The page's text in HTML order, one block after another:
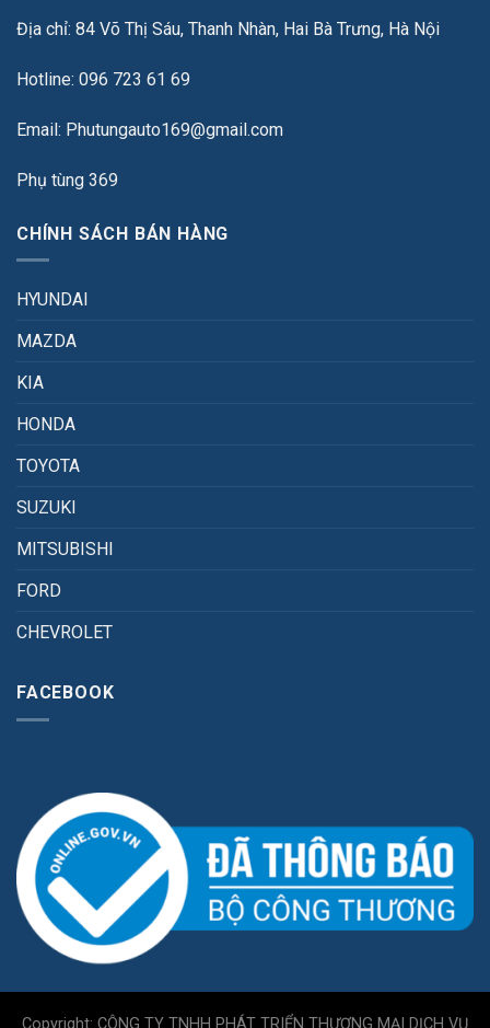
Địa chỉ: 84 Võ Thị Sáu, Thanh Nhàn, Hai Bà Trưng, Hà Nội
Hotline: 096 723 61 69
Email: Phutungauto169@gmail.com
Phụ tùng 369
CHÍNH SÁCH BÁN HÀNG
HYUNDAI
MAZDA
KIA
HONDA
TOYOTA
SUZUKI
MITSUBISHI
FORD
CHEVROLET
FACEBOOK
Copyright: CÔNG TY TNHH PHÁT TRIỂN THƯƠNG MẠI DỊCH VỤ